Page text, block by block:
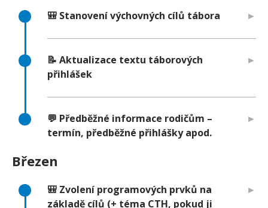
🎒 Stanovení výchovných cílů tábora
📝 Aktualizace textu táborových
přihlášek
💬 Předběžné informace rodičům –
termín, předběžné přihlášky apod.
Březen
🎒 Zvolení programových prvků na
základě cílů (+ téma CTH, pokud ji